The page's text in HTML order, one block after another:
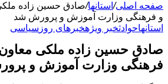
صفحه اصلی/استانها/صادق حسین زاده
و فرهنگی وزارت آموزش و پرورش شد
استانهاحوادثخبر ویژهخبرهای روز سیاسی
صادق حسین زاده ملکی
فرهنگی وزارت آموزش و